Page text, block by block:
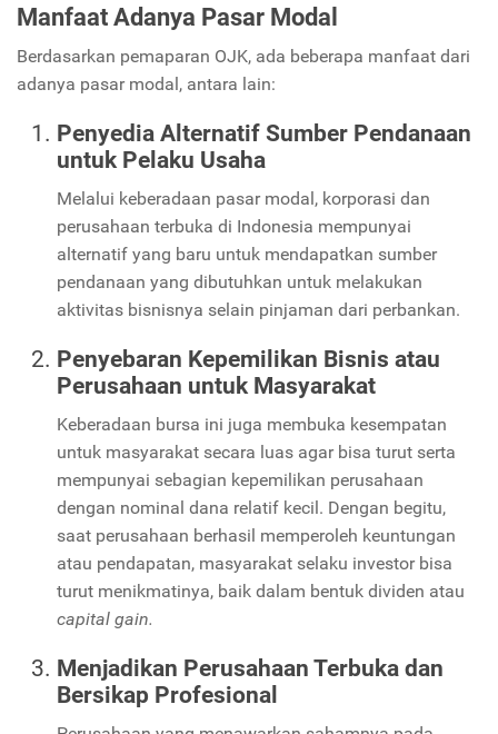
Manfaat Adanya Pasar Modal
Berdasarkan pemaparan OJK, ada beberapa manfaat dari
adanya pasar modal, antara lain:
Penyedia Alternatif Sumber Pendanaan
untuk Pelaku Usaha
Melalui keberadaan pasar modal, korporasi dan
perusahaan terbuka di Indonesia mempunyai
alternatif yang baru untuk mendapatkan sumber
pendanaan yang dibutuhkan untuk melakukan
aktivitas bisnisnya selain pinjaman dari perbankan.
Penyebaran Kepemilikan Bisnis atau
Perusahaan untuk Masyarakat
Keberadaan bursa ini juga membuka kesempatan
untuk masyarakat secara luas agar bisa turut serta
mempunyai sebagian kepemilikan perusahaan
dengan nominal dana relatif kecil. Dengan begitu,
saat perusahaan berhasil memperoleh keuntungan
atau pendapatan, masyarakat selaku investor bisa
turut menikmatinya, baik dalam bentuk dividen atau
capital gain.
Menjadikan Perusahaan Terbuka dan
Bersikap Profesional